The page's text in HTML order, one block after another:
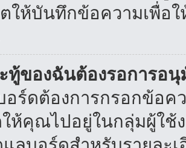
ห้บันทึกข้อความเพื่อใ
ทู้ของฉันต้องรอการอนุ
ร์ดต้องการกรอกข้อค
ห้คุณไปอยู่ในกลุ่มผู้ใช้